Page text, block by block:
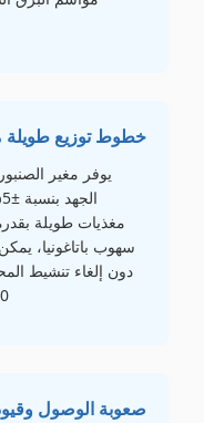
خطوط توزيع طويلة
يوفر مغير
سهوب باتاغونيا،
دون إلغاء تنشيط
240
صعوبة الوصول